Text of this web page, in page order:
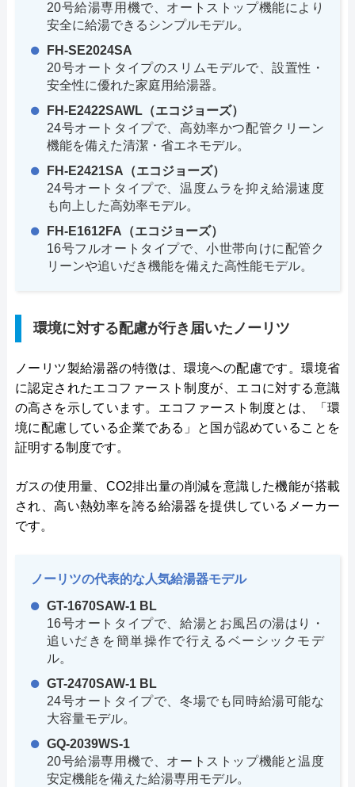
20号給湯専用機で、オートストップ機能により
安全に給湯できるシンプルモデル。
FH-SE2024SA
20号オートタイプのスリムモデルで、設置性・
安全性に優れた家庭用給湯器。
FH-E2422SAWL（エコジョーズ）
24号オートタイプで、高効率かつ配管クリーン
機能を備えた清潔・省エネモデル。
FH-E2421SA（エコジョーズ）
24号オートタイプで、温度ムラを抑え給湯速度
も向上した高効率モデル。
FH-E1612FA（エコジョーズ）
16号フルオートタイプで、小世帯向けに配管ク
リーンや追いだき機能を備えた高性能モデル。
環境に対する配慮が行き届いたノーリツ
ノーリツ製給湯器の特徴は、環境への配慮です。環境省
に認定されたエコファースト制度が、エコに対する意識
の高さを示しています。エコファースト制度とは、「環
境に配慮している企業である」と国が認めていることを
証明する制度です。
ガスの使用量、CO2排出量の削減を意識した機能が搭載
され、高い熱効率を誇る給湯器を提供しているメーカー
です。
ノーリツの代表的な人気給湯器モデル
GT-1670SAW-1 BL
16号オートタイプで、給湯とお風呂の湯はり・
追いだきを簡単操作で行えるベーシックモデ
ル。
GT-2470SAW-1 BL
24号オートタイプで、冬場でも同時給湯可能な
大容量モデル。
GQ-2039WS-1
20号給湯専用機で、オートストップ機能と温度
安定機能を備えた給湯専用モデル。